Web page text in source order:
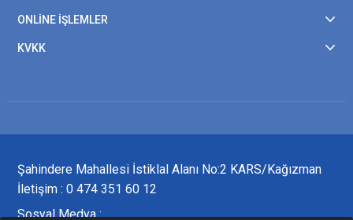
ONLİNE İŞLEMLER
KVKK
Şahindere Mahallesi İstiklal Alanı No:2 KARS/Kağızman
İletişim : 0 474 351 60 12
Sosyal Medya :